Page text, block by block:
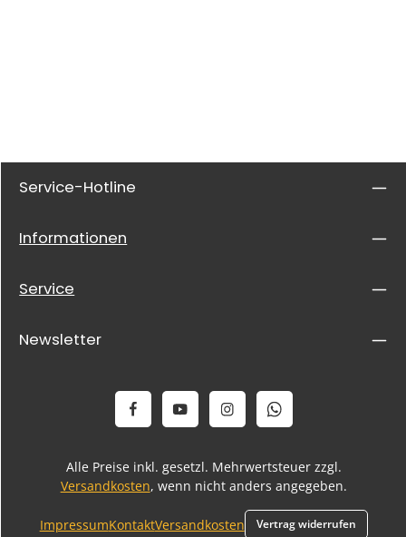
Service-Hotline
Informationen
Service
Newsletter
Alle Preise inkl. gesetzl. Mehrwertsteuer zzgl.
Versandkosten, wenn nicht anders angegeben.
ImpressumKontaktVersandkosten Vertrag widerrufen